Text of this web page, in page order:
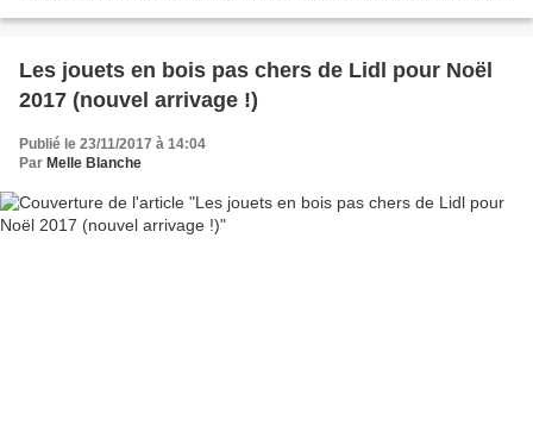
Les jouets en bois pas chers de Lidl pour Noël
2017 (nouvel arrivage !)
Publié le 23/11/2017 à 14:04
Par Melle Blanche